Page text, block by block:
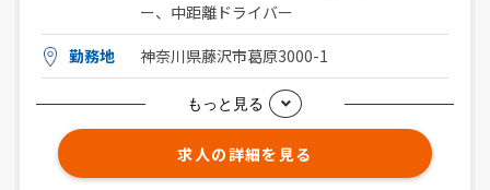
ー、中距離ドライバー
勤務地
神奈川県藤沢市葛原3000-1
もっと見る
求人の詳細を見る